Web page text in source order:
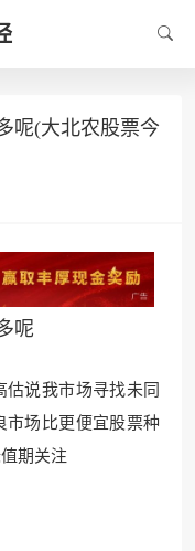
呢(大北农股票今
呢
说我市场寻找未同
市场比更便宜股票种
期关注